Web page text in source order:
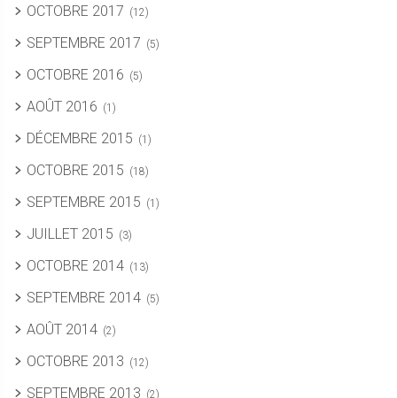
OCTOBRE 2017 (12)
SEPTEMBRE 2017 (5)
OCTOBRE 2016 (5)
AOÛT 2016 (1)
DÉCEMBRE 2015 (1)
OCTOBRE 2015 (18)
SEPTEMBRE 2015 (1)
JUILLET 2015 (3)
OCTOBRE 2014 (13)
SEPTEMBRE 2014 (5)
AOÛT 2014 (2)
OCTOBRE 2013 (12)
SEPTEMBRE 2013 (2)